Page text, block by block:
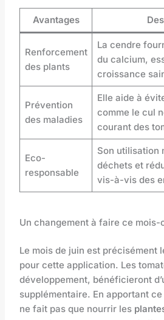
Avantages
Renforcement
des plants
La cendre
du calcium,
croissance
Prévention
des maladies
Elle aide à
comme le cul
courant des
Eco-
responsable
Son utilisation
déchets et
vis-à-vis des
Un changement à faire ce mois-
Le mois de juin est précisément
pour cette application. Les
développement, bénéficieront
supplémentaire. En apportant
ne fait pas que nourrir les